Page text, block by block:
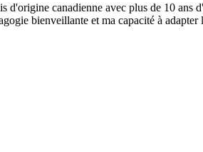
d'origine canadienne avec plus de 10 ans
bienveillante et ma capacité à